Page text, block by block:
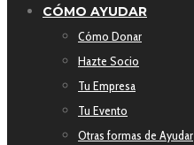
CÓMO AYUDAR
Cómo Donar
Hazte Socio
Tu Empresa
Tu Evento
Otras formas de Ayudar